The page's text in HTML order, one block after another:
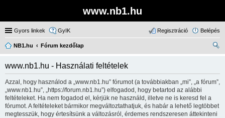
www.nb1.hu
Gyors linkek GyIK Belépés
Regisztráció
NB1.hu
Fórum kezdőlap
s
www.nb1.hu - Használati feltételek
Azzal, hogy használod a „www.nb1.hu” fórumot (a továbbiakban „mi”, „a fórum”,
„www.nb1.hu”, „https://forum.nb1.hu”) elfogadod, hogy betartod az alábbi
feltételeket. Ha nem fogadod el, kérjük ne használd, illetve ne is keresd fel a
fórumot. A feltételeket bármikor megváltoztathatjuk, és habár a lehető legtöbbet
megtesszük, hogy értesítsünk a változásról, érdemes rendszeresen áttekinteni